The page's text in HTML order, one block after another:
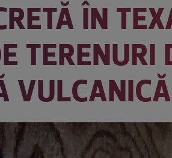
ÎN
TERENURI
VULCANICĂ